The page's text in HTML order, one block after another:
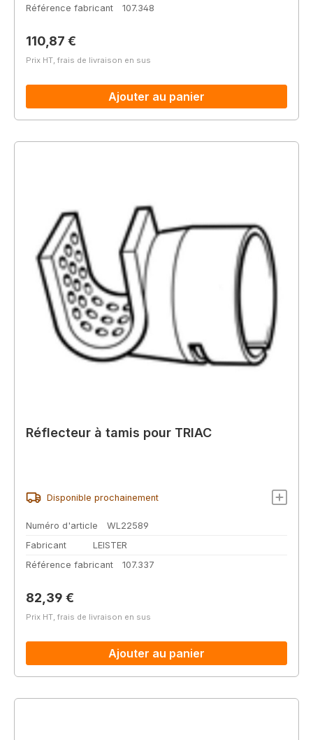
Référence fabricant 107.348
Prix régulier :
110,87 €
Prix HT, frais de livraison en sus
Ajouter au panier
Réflecteur à tamis pour TRIAC
Disponible prochainement
Numéro d'article
WL22589
Fabricant
LEISTER
Référence fabricant
107.337
Prix régulier :
82,39 €
Prix HT, frais de livraison en sus
Ajouter au panier